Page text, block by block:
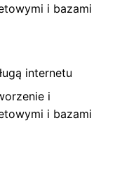
i bazami
internetu
i
i bazami